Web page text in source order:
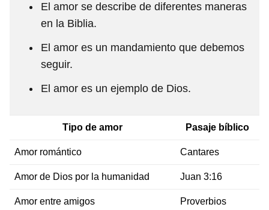
El amor se describe de diferentes maneras
en la Biblia.
El amor es un mandamiento que debemos
seguir.
El amor es un ejemplo de Dios.
Tipo de amor Pasaje bíblico
Amor romántico Cantares
Amor de Dios por la humanidad Juan 3:16
Amor entre amigos Proverbios